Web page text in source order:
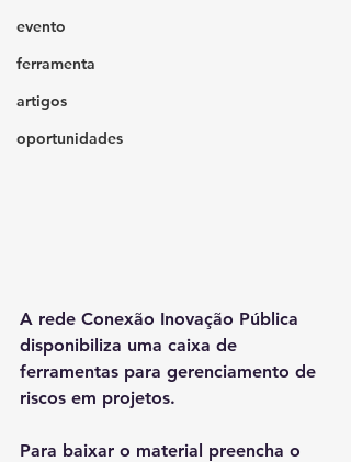
evento
ferramenta
artigos
oportunidades
A rede Conexão Inovação Pública
disponibiliza uma caixa de
ferramentas para gerenciamento de
riscos em projetos.
Para baixar o material preencha o